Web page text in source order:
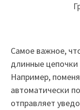
Самое важное,
длинные
Например,
автоматически
отправляет